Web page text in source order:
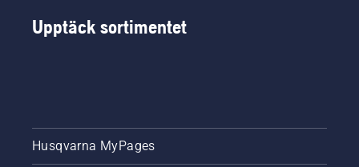
Upptäck sortimentet
Husqvarna MyPages